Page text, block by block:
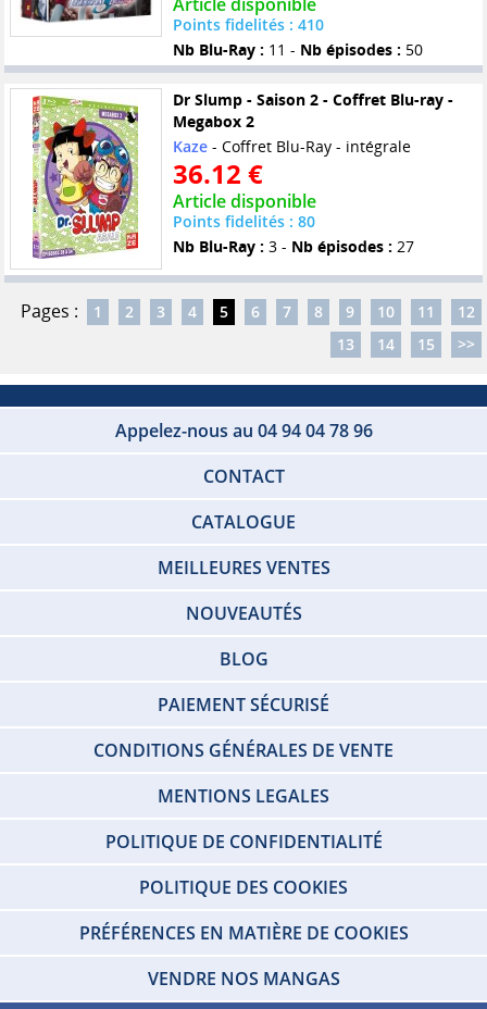
Points fidelités : 410
Nb Blu-Ray : 11 - Nb épisodes : 50
Dr Slump - Saison 2 - Coffret Blu-ray -
Megabox 2
Kaze- Coffret Blu-Ray - intégrale
36.12 €
Article disponible
Points fidelités : 80
Nb Blu-Ray : 3 - Nb épisodes : 27
Pages : 1 2 3 4 5 6 7 8 9 10 11
12
13
14 15 >>
Appelez-nous au 04 94 04 78 96
CONTACT
CATALOGUE
MEILLEURES VENTES
NOUVEAUTÉS
BLOG
PAIEMENT SÉCURISÉ
CONDITIONS GÉNÉRALES DE VENTE
MENTIONS LEGALES
POLITIQUE DE CONFIDENTIALITÉ
POLITIQUE DES COOKIES
PRÉFÉRENCES EN MATIÈRE DE COOKIES
VENDRE NOS MANGAS